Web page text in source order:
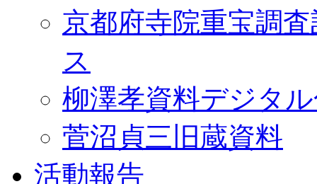
京都府寺院重宝調
ス
柳澤孝資料デジタ
菅沼貞三旧蔵資料
活動報告